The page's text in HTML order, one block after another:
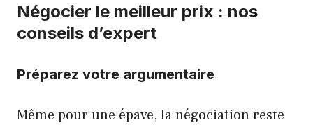
Négocier le meilleur prix : nos
conseils d’expert
Préparez votre argumentaire
Même pour une épave, la négociation reste